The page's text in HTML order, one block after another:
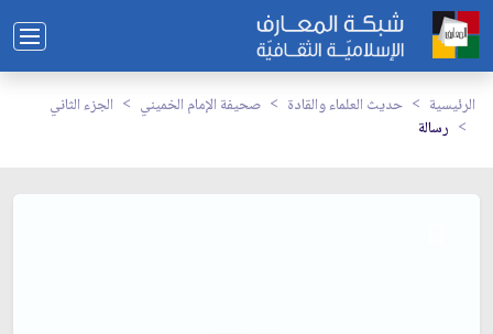
الرئيسية حديث العلماء والقادة صحيفة الإمام الخميني
الجزء الثاني
رسالة